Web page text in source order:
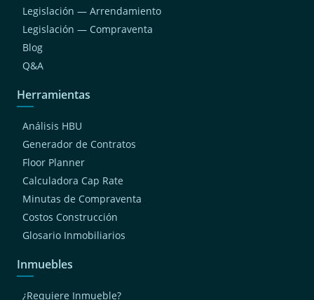
Legislación — Arrendamiento
Legislación — Compraventa
Blog
Q&A
Herramientas
Análisis HBU
Generador de Contratos
Floor Planner
Calculadora Cap Rate
Minutas de Compraventa
Costos Construcción
Glosario Inmobiliarios
Inmuebles
¿Requiere Inmueble?